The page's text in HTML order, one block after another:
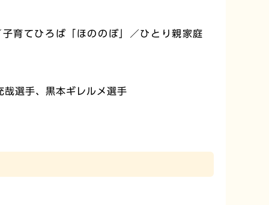
育てひろば「ほののぼ」／ひとり親家庭
選手、黒本ギレルメ選手